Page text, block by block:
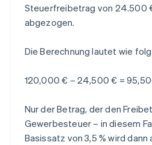
Steuerfreibetrag von 24.500
abgezogen.
Die Berechnung lautet wie
120,000 € – 24,500 € =
Nur der Betrag, der den
Gewerbesteuer – in diesem
Basissatz von 3,5 % wird